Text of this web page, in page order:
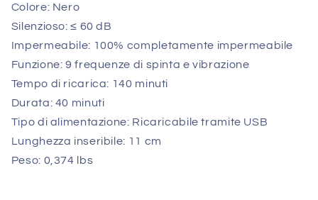
Colore: Nero
Silenzioso: ≤ 60 dB
Impermeabile: 100% completamente impermeabile
Funzione: 9 frequenze di spinta e vibrazione
Tempo di ricarica: 140 minuti
Durata: 40 minuti
Tipo di alimentazione: Ricaricabile tramite USB
Lunghezza inseribile: 11 cm
Peso: 0,374 lbs